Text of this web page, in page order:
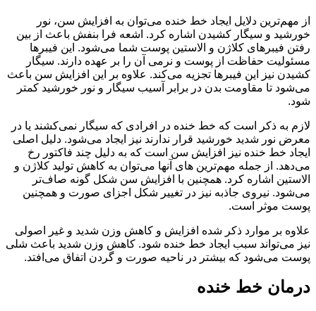
از مهم‌ترین دلایل ایجاد خط خنده می‌توان به افزایش سن، نور
خورشید و سیگار کشیدن اشاره کرد. اشعه فرا بنفش باعث از بین
رفتن فیبرهای کلاژن و الاستین پوست شما می‌شود. این فیبرها
مسئولیت حفاظت از پوست و نرمی آن را بر عهده دارند. سیگار
کشیدن نیز این فیبرها تجزیه می‌کند. علاوه بر این افزایش سن باعث
می‌شود تا مقاومت بدن در برابر آسیب سیگار و نور خورشید کمتر
شود.
لازم به ذکر است که خط خنده در افرادی که سیگار نمی‌کشند یا در
معرض نور شدید خورشید قرار ندارند نیز ایجاد می‌شود. دلیل اصلی
ایجاد خط خنده نیز افزایش سن است که به دلیل چند فاکتور رخ
می‌دهد. از جمله مهم‌ترین های آنها می‌توان به کاهش تولید کلاژن و
الاستین اشاره کرد. همچنین با افزایش سن شکل گونه صاف‌تر
می‌شود. نیروی جاذبه نیز در تغییر شکل اجزای صورت و همچنین
پوست موثر است.
علاوه بر موارد ذکر شده افزایش و کاهش وزن شدید و غیر اصولی
نیز می‌تواند سبب ایجاد خط خنده شود. کاهش وزن شدید باعث شلی
پوست می‌شود که بیشتر در ناحیه صورت و گردن اتفاق می‌افتد.
درمان خط خنده